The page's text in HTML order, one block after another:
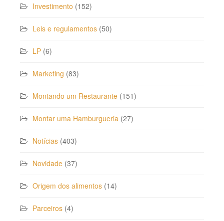
Investimento (152)
Leis e regulamentos (50)
LP (6)
Marketing (83)
Montando um Restaurante (151)
Montar uma Hamburgueria (27)
Notícias (403)
Novidade (37)
Origem dos alimentos (14)
Parceiros (4)